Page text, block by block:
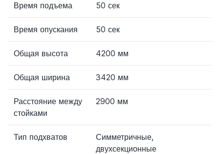
Время подъема 50 сек
Время опускания 50 сек
Общая высота 4200 мм
Общая ширина 3420 мм
Расстояние между
стойками
2900 мм
Тип подхватов
Симметричные,
двухсекционные